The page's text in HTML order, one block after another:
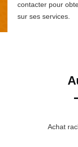
contacter pour
sur ses services.
Achat